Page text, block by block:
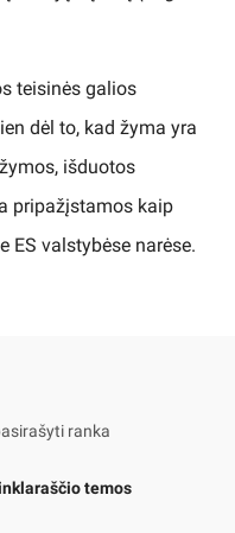
teisinės galios
dėl to, kad žyma yra
išduotos
pripažįstamos kaip
ES valstybėse narėse.
ranka
temos